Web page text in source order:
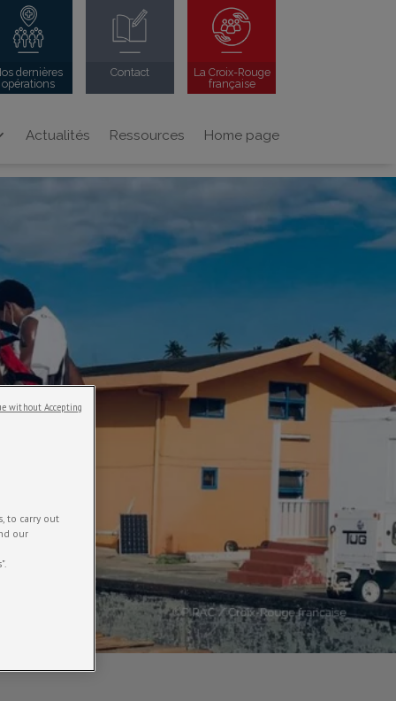
dernières
opérations
Contact
La Croix-Rouge
française
Actualités Ressources Home page
to carry out
our
without Accepting